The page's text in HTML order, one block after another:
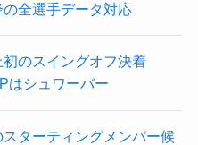
全選手データ対応
初のスイングオフ決着
はシュワーバー
ターティングメンバー候